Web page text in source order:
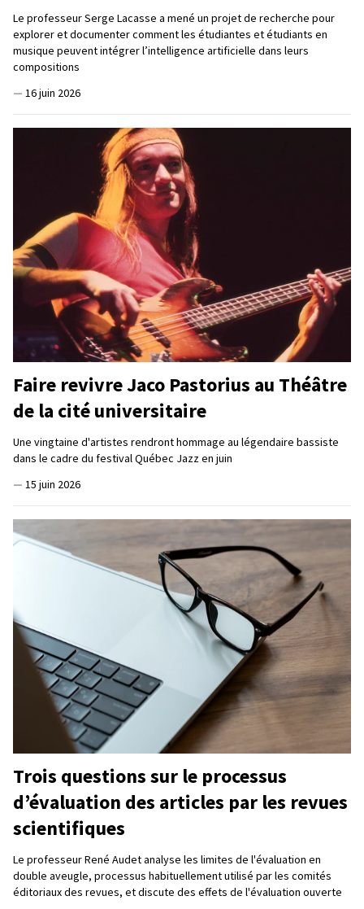
Le professeur Serge Lacasse a mené un projet de recherche pour
explorer et documenter comment les étudiantes et étudiants en
musique peuvent intégrer l’intelligence artificielle dans leurs
compositions
— 16 juin 2026
Faire revivre Jaco Pastorius au Théâtre
de la cité universitaire
Une vingtaine d'artistes rendront hommage au légendaire bassiste
dans le cadre du festival Québec Jazz en juin
— 15 juin 2026
Trois questions sur le processus
d’évaluation des articles par les revues
scientifiques
Le professeur René Audet analyse les limites de l'évaluation en
double aveugle, processus habituellement utilisé par les comités
éditoriaux des revues, et discute des effets de l'évaluation ouverte